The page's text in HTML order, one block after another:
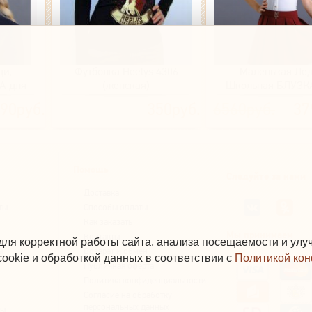
Контакты
Возврат и обмен
Публичная оферта
корректной работы сайта, анализа посещаемости и
и обработкой данных в соответствии с Политикой